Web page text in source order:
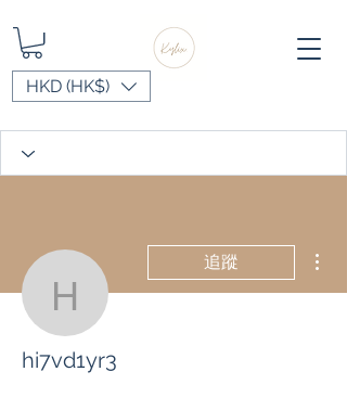
HKD (HK$)
hi7vd1yr3
追蹤
hi7vd1yr3